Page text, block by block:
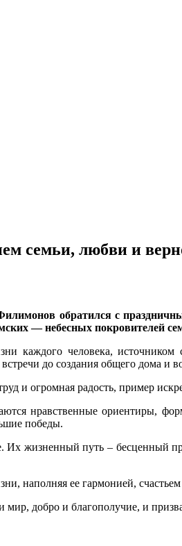
семьи, любви и
обратился с
— небесных покровителей
каждого человека,
до создания общего дома и
и огромная радость, пример
нравственные ориентиры,
победы.
жизненный путь – бесценный
наполняя ее гармонией,
добро и благополучие, и